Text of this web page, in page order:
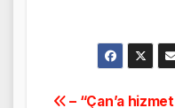
– “Çan’a hizmet